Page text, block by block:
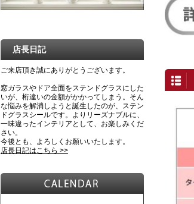
店長日記
ご来店頂き誠にありがとうございます。
窓ガラスやドア全面をステンドグラスにした
いが、桁違いの金額がかかってしまう。そん
な悩みを解消しようと誕生したのが、ステン
ドグラスシールです。よりリーズナブルに、
一味違ったインテリアとして、お楽しみくだ
さい。
今後とも、よろしくお願いいたします。
店長日記はこちら >>